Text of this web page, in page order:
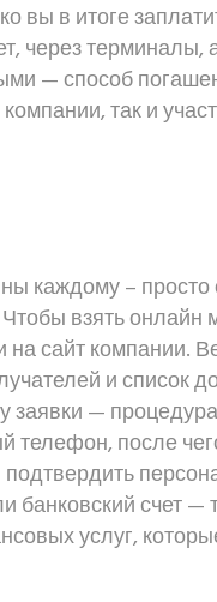
в итоге
через
— способ
так и
каждому –
взять онлайн
сайт компании.
и список
—
телефон, после
банковский счет
услуг,